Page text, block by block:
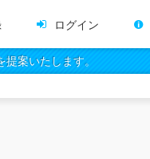
ログイン
案いたします。